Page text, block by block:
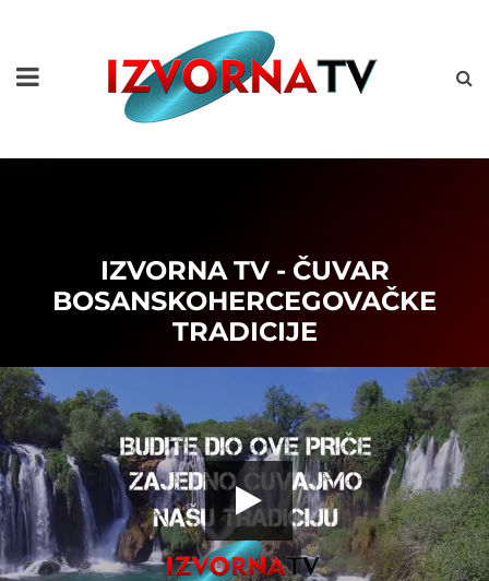
IZVORNA TV - ČUVAR
BOSANSKOHERCEGOVAČKE
TRADICIJE
title